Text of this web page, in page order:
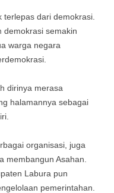
dari demokrasi.
demokrasi semakin
warga negara
dirinya merasa
halamannya sebagai
organisasi, juga
membangun Asahan.
Labura pun
pemerintahan.